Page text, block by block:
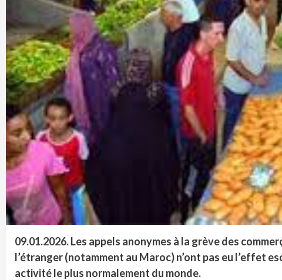
09.01.2026. Les appels anonymes à la grève des
l’étranger (notamment au Maroc) n’ont pas eu l’effet
activité le plus normalement du monde.